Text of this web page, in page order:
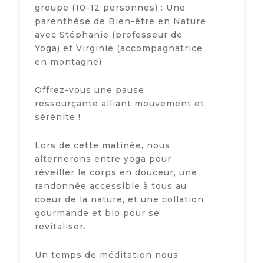
groupe (10-12 personnes) : Une
parenthèse de Bien-être en Nature
avec Stéphanie (professeur de
Yoga) et Virginie (accompagnatrice
en montagne).
Offrez-vous une pause
ressourçante alliant mouvement et
sérénité !
Lors de cette matinée, nous
alternerons entre yoga pour
réveiller le corps en douceur, une
randonnée accessible à tous au
coeur de la nature, et une collation
gourmande et bio pour se
revitaliser.
Un temps de méditation nous